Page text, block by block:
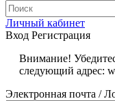
Личный кабинет
Вход Регистрация
Внимание!
следующий адрес:
Электронная почта /